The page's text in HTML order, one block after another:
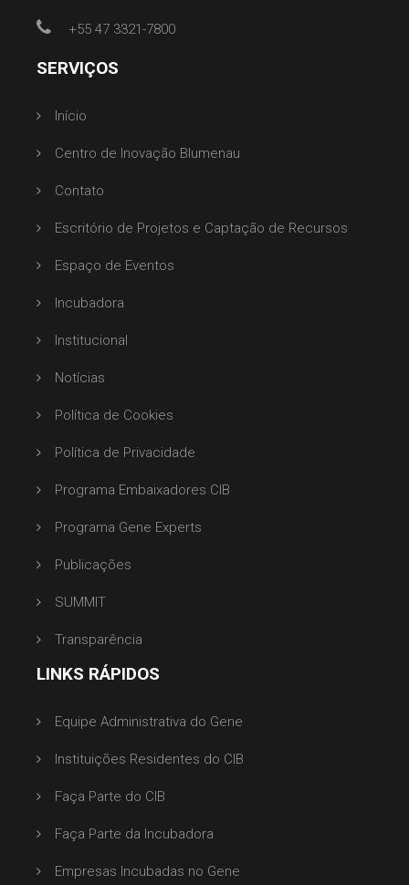
+55 47 3321-7800
SERVIÇOS
Início
Centro de Inovação Blumenau
Contato
Escritório de Projetos e Captação de Recursos
Espaço de Eventos
Incubadora
Institucional
Notícias
Política de Cookies
Política de Privacidade
Programa Embaixadores CIB
Programa Gene Experts
Publicações
SUMMIT
Transparência
LINKS RÁPIDOS
Equipe Administrativa do Gene
Instituições Residentes do CIB
Faça Parte do CIB
Faça Parte da Incubadora
Empresas Incubadas no Gene